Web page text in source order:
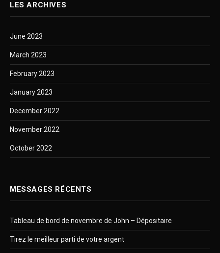
LES ARCHIVES
June 2023
March 2023
February 2023
January 2023
December 2022
November 2022
October 2022
MESSAGES RÉCENTS
Tableau de bord de novembre de John – Dépositaire
Tirez le meilleur parti de votre argent